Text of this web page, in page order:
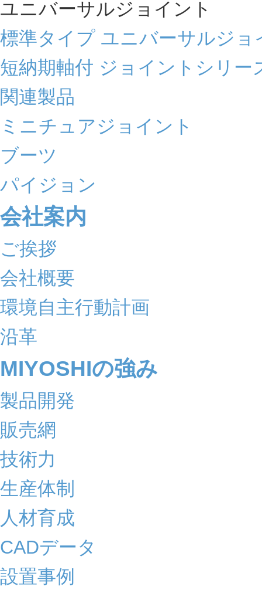
ユニバーサルジョイント
標準タイプ ユニバーサルジョ
短納期軸付 ジョイントシリー
関連製品
ミニチュアジョイント
ブーツ
パイジョン
会社案内
ご挨拶
会社概要
環境自主行動計画
沿革
MIYOSHIの強み
製品開発
販売網
技術力
生産体制
人材育成
CADデータ
設置事例